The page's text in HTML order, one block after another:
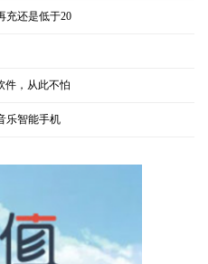
充还是低于20
件，从此不怕
乐智能手机